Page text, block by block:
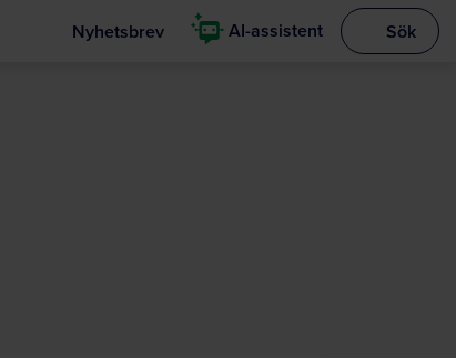
Nyhetsbrev AI-assistent Visa
Sök